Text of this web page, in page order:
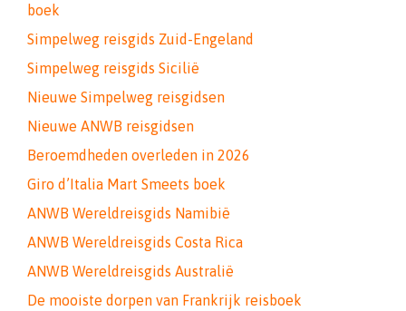
boek
Simpelweg reisgids Zuid-Engeland
Simpelweg reisgids Sicilië
Nieuwe Simpelweg reisgidsen
Nieuwe ANWB reisgidsen
Beroemdheden overleden in 2026
Giro d’Italia Mart Smeets boek
ANWB Wereldreisgids Namibië
ANWB Wereldreisgids Costa Rica
ANWB Wereldreisgids Australië
De mooiste dorpen van Frankrijk reisboek